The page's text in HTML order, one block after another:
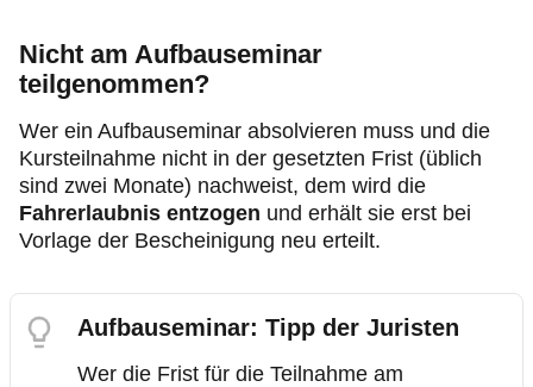
Nicht am Aufbauseminar
teilgenommen?
Wer ein Aufbauseminar absolvieren muss und die
Kursteilnahme nicht in der gesetzten Frist (üblich
sind zwei Monate) nachweist, dem wird die
Fahrerlaubnis entzogen und erhält sie erst bei
Vorlage der Bescheinigung neu erteilt.
Aufbauseminar: Tipp der Juristen
Wer die Frist für die Teilnahme am